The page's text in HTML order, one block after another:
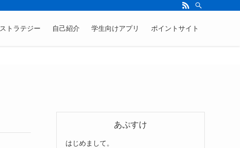
ストラテジー 自己紹介 学生向けアプリ ポイントサイト
あぷすけ
はじめまして。